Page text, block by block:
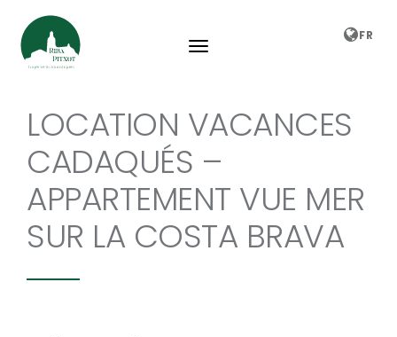
FR
LOCATION VACANCES
CADAQUÉS –
APPARTEMENT VUE MER
SUR LA COSTA BRAVA